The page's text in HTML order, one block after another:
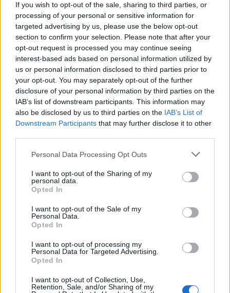
If you wish to opt-out of the sale, sharing to third parties, or
processing of your personal or sensitive information for
targeted advertising by us, please use the below opt-out
section to confirm your selection. Please note that after your
opt-out request is processed you may continue seeing
interest-based ads based on personal information utilized by
us or personal information disclosed to third parties prior to
your opt-out. You may separately opt-out of the further
disclosure of your personal information by third parties on the
IAB’s list of downstream participants. This information may
also be disclosed by us to third parties on the IAB’s List of
Downstream Participants that may further disclose it to other
Personal Data Processing Opt Outs
I want to opt-out of the Sharing of my
personal data.
Opted In
I want to opt-out of the Sale of my
Personal Data.
Opted In
I want to opt-out of processing my
Personal Data for Targeted Advertising.
Opted In
I want to opt-out of Collection, Use,
Retention, Sale, and/or Sharing of my
vista la volontà del
Santos di trattenerlo fino
a gennaio.
Calciomercato Roma, si lavora al colpo
Marcos Leonardo
Come riportato daSky Sport, il Santos sarebbe
disposto a mantenere l’impegno preso con il
giocatore e lo lascerà partire a gennaio. La
prossima settimana la Roma conta di
un preaccordo per gennaio.
Autore
Redazione Fantacalcio.it
Leggi anche...